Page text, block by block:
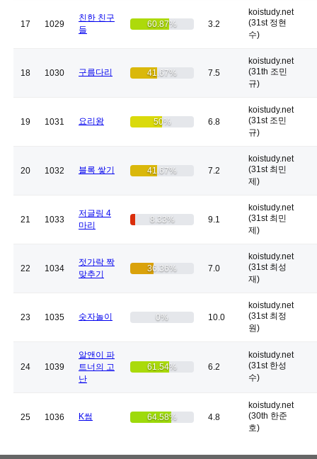
17 1029
친한 친구
들
60.87% 3.2
koistudy.net
(31st 정현
수)
18 1030 구름다리 41.67% 7.5
koistudy.net
(31th 조민
규)
19 1031 요리왕 50% 6.8
koistudy.net
(31st 조민
규)
20 1032 블록 쌓기 41.67% 7.2
koistudy.net
(31st 최민
제)
21 1033
저글링 4
마리
8.33% 9.1
koistudy.net
(31st 최민
제)
22 1034
젓가락 짝
맞추기
36.36% 7.0
koistudy.net
(31st 최성
재)
23 1035 숫자놀이 0% 10.0
koistudy.net
(31st 최정
원)
24 1039
알앤이 파
트너의 고
난
61.54% 6.2
koistudy.net
(31st 한성
수)
25 1036 K썸 64.58% 4.8
koistudy.net
(30th 한준
호)